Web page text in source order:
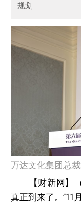
规划
万达文化集团总
【财新网】
真正到来了。”11